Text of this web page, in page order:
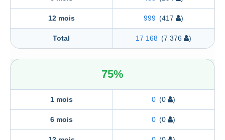
12 mois 999 (417 )
Total 17 168 (7 376 )
75%
1 mois 0 (0 )
6 mois 0 (0 )